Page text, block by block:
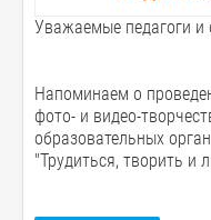
Уважаемые педагоги
Напоминаем о
фото- и видео-
образовательных
"Трудиться, творить и